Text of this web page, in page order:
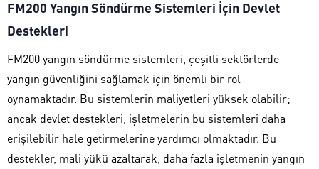
FM200 Yangın Söndürme Sistemleri İçin Devlet
Destekleri
FM200 yangın söndürme sistemleri, çeşitli sektörlerde
yangın güvenliğini sağlamak için önemli bir rol
oynamaktadır. Bu sistemlerin maliyetleri yüksek olabilir;
ancak devlet destekleri, işletmelerin bu sistemleri daha
erişilebilir hale getirmelerine yardımcı olmaktadır. Bu
destekler, mali yükü azaltarak, daha fazla işletmenin yangın